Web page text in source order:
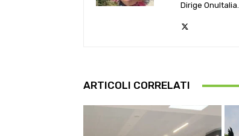
Dirige OnuItalia.
ARTICOLI CORRELATI